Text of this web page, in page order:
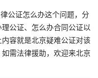
证怎么办这个问题，分
公证、怎么办合同公证以
容就是北京疑难公证对该
需法律援助，欢迎来北京